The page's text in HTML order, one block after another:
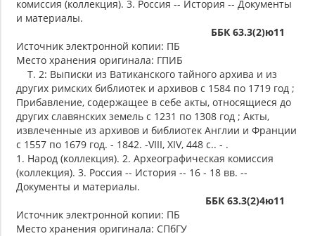
комиссия (коллекция). 3. Россия -- История -- Документы
и материалы.
ББК 63.3(2)ю11
Источник электронной копии: ПБ
Место хранения оригинала: ГПИБ
Т. 2: Выписки из Ватиканского тайного архива и из
других римских библиотек и архивов с 1584 по 1719 год ;
Прибавление, содержащее в себе акты, относящиеся до
других славянских земель с 1231 по 1308 год ; Акты,
извлеченные из архивов и библиотек Англии и Франции
с 1557 по 1679 год. - 1842. -VIII, XIV, 448 с.. - .
1. Народ (коллекция). 2. Археографическая комиссия
(коллекция). 3. Россия -- История -- 16 - 18 вв. --
Документы и материалы.
ББК 63.3(2)4ю11
Источник электронной копии: ПБ
Место хранения оригинала: СПбГУ